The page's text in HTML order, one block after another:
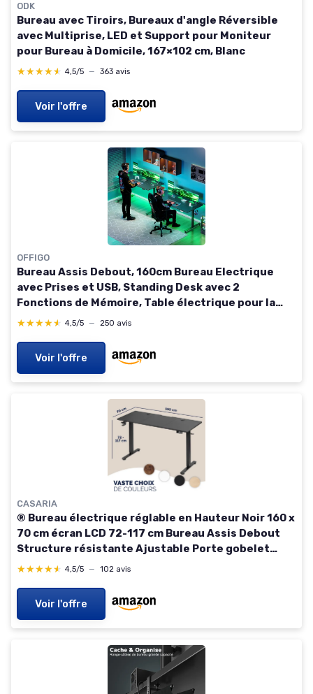
ODK
Bureau avec Tiroirs, Bureaux d'angle Réversible
avec Multiprise, LED et Support pour Moniteur
pour Bureau à Domicile, 167×102 cm, Blanc
★★★★★
★★★★★ 4,5/5 — 363 avis
Voir l'offre
OFFIGO
Bureau Assis Debout, 160cm Bureau Electrique
avec Prises et USB, Standing Desk avec 2
Fonctions de Mémoire, Table électrique pour la
Maison, Noir Noir 160 cm
★★★★★
★★★★★ 4,5/5 — 250 avis
Voir l'offre
CASARIA
® Bureau électrique réglable en Hauteur Noir 160 x
70 cm écran LCD 72-117 cm Bureau Assis Debout
Structure résistante Ajustable Porte gobelet
Chargeur sans Fil
★★★★★
★★★★★ 4,5/5 — 102 avis
Voir l'offre